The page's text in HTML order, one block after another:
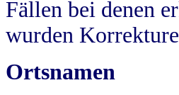
Fällen bei denen
wurden
Ortsnamen